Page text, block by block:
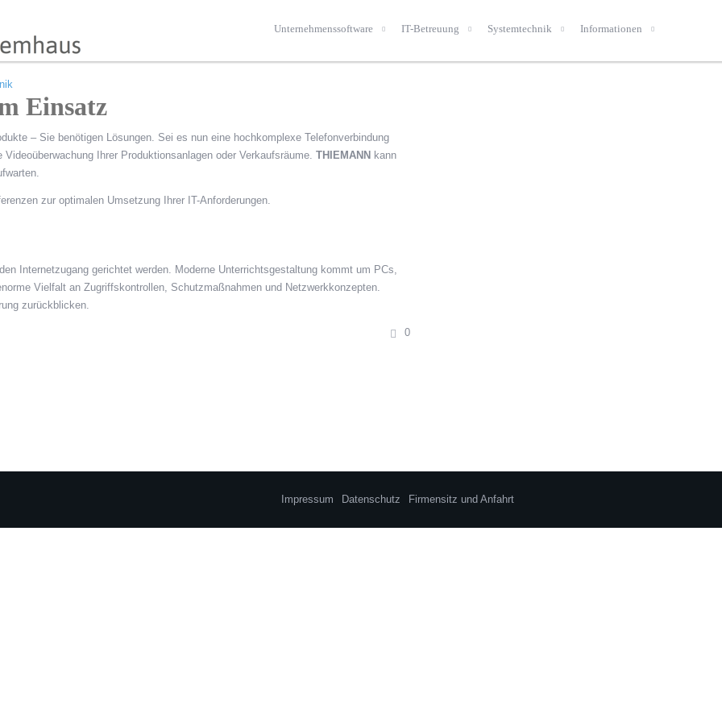
Unternehmenssoftware IT-Betreuung Systemtechnik Informationen
Einsatz
– Sie benötigen Lösungen. Sei es nun eine hochkomplexe Telefonverbindung
Ihrer Produktionsanlagen oder Verkaufsräume. THIEMANN kann
zur optimalen Umsetzung Ihrer IT-Anforderungen.
Internetzugang gerichtet werden. Moderne Unterrichtsgestaltung kommt um PCs,
Vielfalt an Zugriffskontrollen, Schutzmaßnahmen und Netzwerkkonzepten.
zurückblicken.
0
Impressum Datenschutz Firmensitz und Anfahrt